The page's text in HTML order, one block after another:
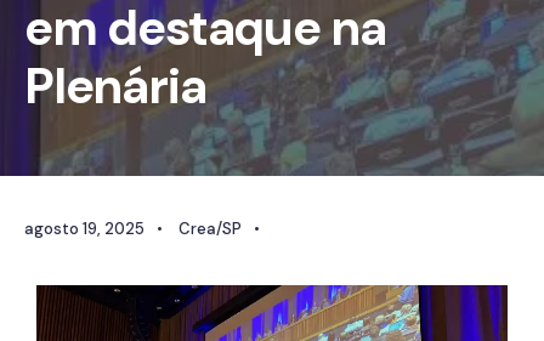
em destaque na
Plenária
agosto 19, 2025 • Crea/SP •